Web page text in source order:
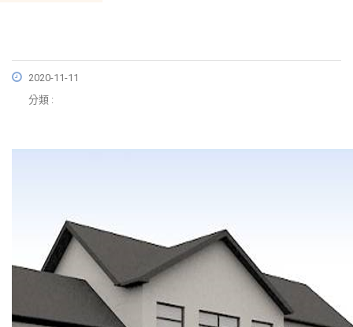
2020-11-11
分類 :